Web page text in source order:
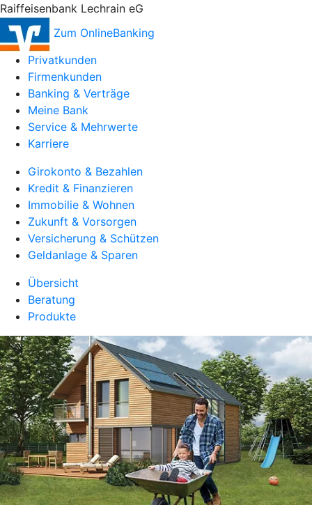
Raiffeisenbank Lechrain eG
Zum OnlineBanking
Privatkunden
Firmenkunden
Banking & Verträge
Meine Bank
Service & Mehrwerte
Karriere
Girokonto & Bezahlen
Kredit & Finanzieren
Immobilie & Wohnen
Zukunft & Vorsorgen
Versicherung & Schützen
Geldanlage & Sparen
Übersicht
Beratung
Produkte